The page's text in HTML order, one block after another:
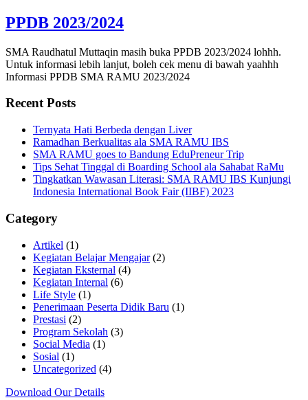
PPDB 2023/2024
SMA Raudhatul Muttaqin masih buka PPDB 2023/2024 lohhh.
Untuk informasi lebih lanjut, boleh cek menu di bawah yaahhh
Informasi PPDB SMA RAMU 2023/2024
Recent Posts
Ternyata Hati Berbeda dengan Liver
Ramadhan Berkualitas ala SMA RAMU IBS
SMA RAMU goes to Bandung EduPreneur Trip
Tips Sehat Tinggal di Boarding School ala Sahabat RaMu
Tingkatkan Wawasan Literasi: SMA RAMU IBS Kunjungi
Indonesia International Book Fair (IIBF) 2023
Category
Artikel (1)
Kegiatan Belajar Mengajar (2)
Kegiatan Eksternal (4)
Kegiatan Internal (6)
Life Style (1)
Penerimaan Peserta Didik Baru (1)
Prestasi (2)
Program Sekolah (3)
Social Media (1)
Sosial (1)
Uncategorized (4)
Download Our Details